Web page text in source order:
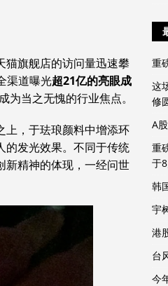
猫旗舰店的访问量迅速攀
渠道曝光超21亿的亮眼成
为当之无愧的行业焦点。
上，于珐琅颜料中增添环
的发光效果。不同于传统
新精神的体现，一经问世
重
这
修
A
重
于
韩
宇
港
台
今